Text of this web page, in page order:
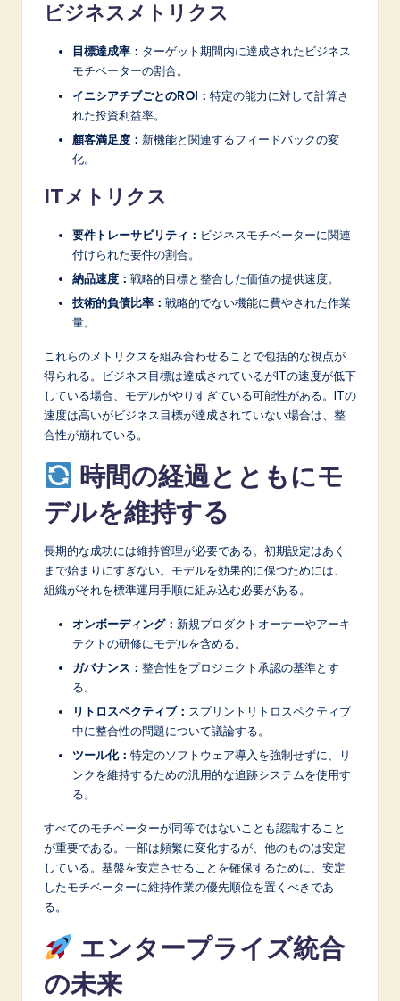
ビジネスメトリクス
目標達成率： ターゲット期間内に達成されたビジネス
モチベーターの割合。
イニシアチブごとのROI： 特定の能力に対して計算さ
れた投資利益率。
顧客満足度： 新機能と関連するフィードバックの変
化。
ITメトリクス
要件トレーサビリティ： ビジネスモチベーターに関連
付けられた要件の割合。
納品速度： 戦略的目標と整合した価値の提供速度。
技術的負債比率： 戦略的でない機能に費やされた作業
量。
これらのメトリクスを組み合わせることで包括的な視点が
得られる。ビジネス目標は達成されているがITの速度が低下
している場合、モデルがやりすぎている可能性がある。ITの
速度は高いがビジネス目標が達成されていない場合は、整
合性が崩れている。
時間の経過とともにモ
デルを維持する
長期的な成功には維持管理が必要である。初期設定はあく
まで始まりにすぎない。モデルを効果的に保つためには、
組織がそれを標準運用手順に組み込む必要がある。
オンボーディング： 新規プロダクトオーナーやアーキ
テクトの研修にモデルを含める。
ガバナンス： 整合性をプロジェクト承認の基準とす
る。
リトロスペクティブ： スプリントリトロスペクティブ
中に整合性の問題について議論する。
ツール化： 特定のソフトウェア導入を強制せずに、リ
ンクを維持するための汎用的な追跡システムを使用す
る。
すべてのモチベーターが同等ではないことも認識すること
が重要である。一部は頻繁に変化するが、他のものは安定
している。基盤を安定させることを確保するために、安定
したモチベーターに維持作業の優先順位を置くべきであ
る。
エンタープライズ統合
の未来